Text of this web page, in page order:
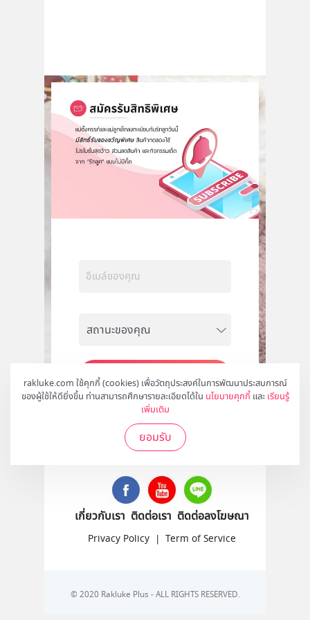
rakluke.com ใช้คุกกี้ (cookies) เพื่อวัตถุประสงค์ในการพัฒนาประสบการณ์
ของผู้ใช้ให้ดียิ่งขึ้น ท่านสามารถศึกษารายละเอียดได้ใน นโยบายคุกกี้ และ เรียนรู้
เพิ่มเติม
ยอมรับ
สมัคร
ติดตามเราได้ที่
เกี่ยวกับเรา ติดต่อเรา ติดต่อลงโฆษณา
Privacy Policy | Term of Service
© 2020 Rakluke Plus - ALL RIGHTS RESERVED.